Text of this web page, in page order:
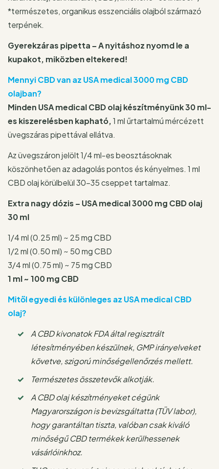
*természetes, organikus esszenciális olajból származó
terpének.
Gyerekzáras pipetta – A nyitáshoz nyomd le a
kupakot, miközben eltekered!
Mennyi CBD van az USA medical 3000 mg CBD
olajban?
Minden USA medical CBD olaj készítményünk 30 ml-
es kiszerelésben kapható,1 ml űrtartalmú mércézett
üvegszáras pipettával ellátva.
Az üvegszáron jelölt 1/4 ml-es beosztásoknak
köszönhetően az adagolás pontos és kényelmes. 1 ml
CBD olaj körülbelül 30-35 cseppet tartalmaz.
Extra nagy dózis – USA medical 3000 mg CBD olaj
30 ml
1/4 ml (0.25 ml) ~ 25 mg CBD
1/2 ml (0.50 ml) ~ 50 mg CBD
3/4 ml (0.75 ml) ~ 75 mg CBD
1 ml ~ 100 mg CBD
Mitől egyedi és különleges az USA medical CBD
olaj?
A CBD kivonatok FDA által regisztrált
létesítményében készülnek, GMP irányelveket
követve, szigorú minőségellenőrzés mellett.
Természetes összetevők alkotják.
A CBD olaj készítményeket cégünk
Magyarországon is bevizsgáltatta(TÜV labor),
hogy garantáltan tiszta, valóban csak kiváló
minőségűCBD termékek kerülhessenek
vásárlóinkhoz.